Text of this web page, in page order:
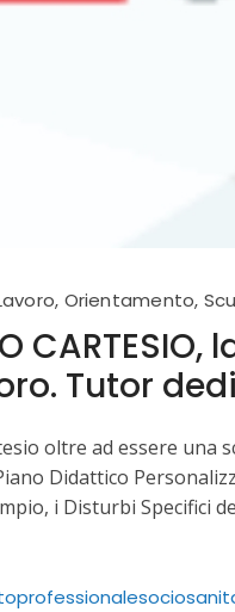
, Orientamento,
Tutor
oltre ad essere una
Didattico
i Disturbi Specifici